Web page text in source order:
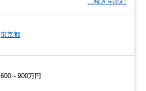
東京都
600～900万円